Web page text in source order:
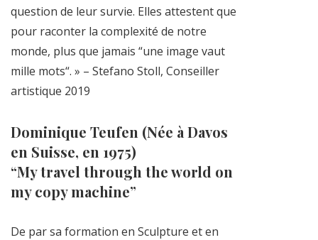
question de leur survie. Elles attestent que
pour raconter la complexité de notre
monde, plus que jamais “une image vaut
mille mots“. » – Stefano Stoll, Conseiller
artistique 2019
Dominique Teufen (Née à Davos
en Suisse, en 1975)
“My travel through the world on
my copy machine”
De par sa formation en Sculpture et en